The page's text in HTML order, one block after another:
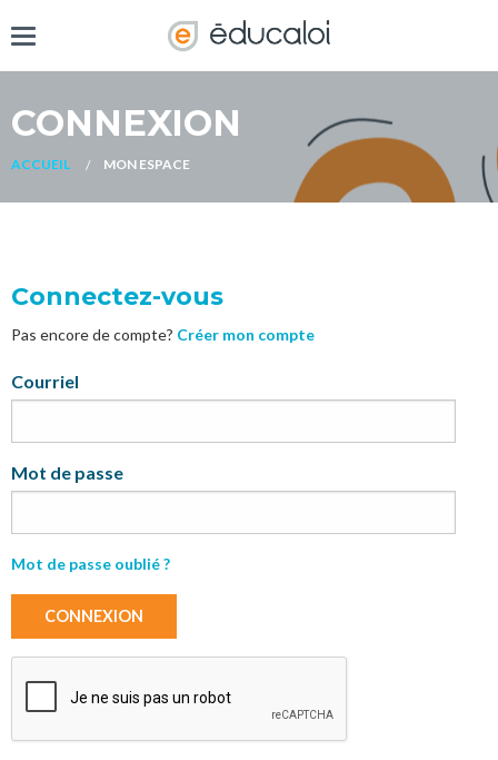
CONNEXION
ACCUEIL MON ESPACE
Connectez-vous
Pas encore de compte? Créer mon compte
My
Courriel
Mot de passe
Mot de passe oublié ?
CONNEXION